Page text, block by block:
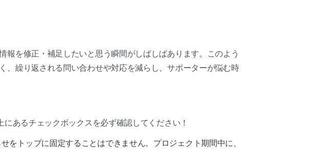
を修正・補足したいと思う瞬間がしばしばあります。このよう
、繰り返される問い合わせや対応を減らし、サポーターが悩む時
にあるチェックボックスを必ず確認してください！
トップに固定することはできません。プロジェクト期間中に、